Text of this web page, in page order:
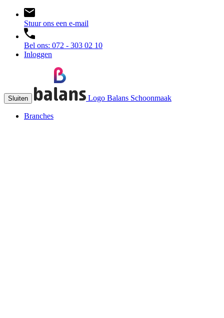
Stuur ons een e-mail
Bel ons: 072 - 303 02 10
Inloggen
Sluiten Logo Balans Schoonmaak
Branches